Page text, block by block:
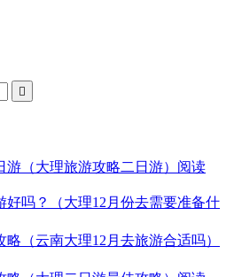

（大理旅游攻略二日游） 阅读
好吗？（大理12月份去需要准备什
略（云南大理12月去旅游合适吗）